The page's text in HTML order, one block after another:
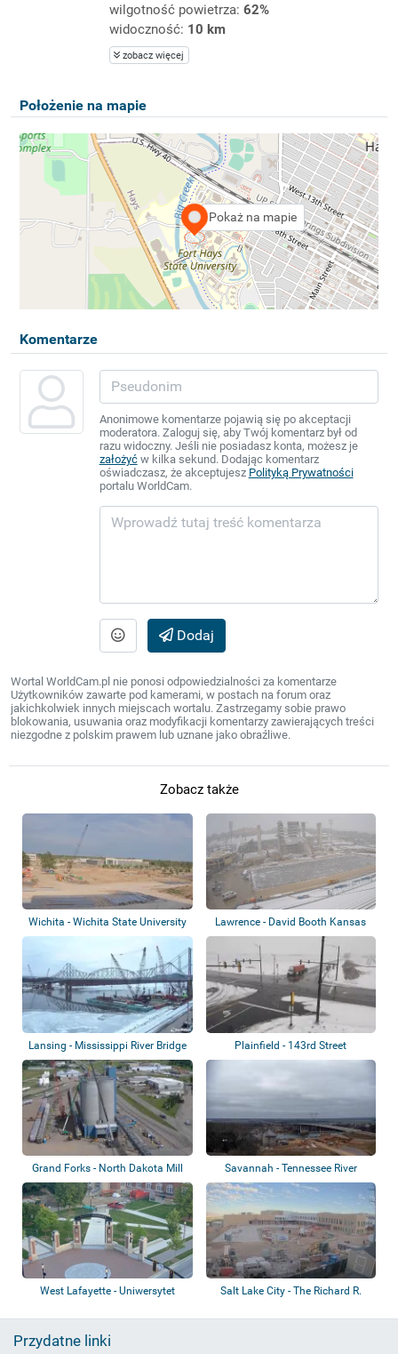
wilgotność powietrza: 62%
widoczność: 10 km
zobacz więcej
Położenie na mapie
Pokaż na mapie
Komentarze
Anonimowe komentarze pojawią się po akceptacji
moderatora. Zaloguj się, aby Twój komentarz był od
razu widoczny. Jeśli nie posiadasz konta, możesz je
założyćw kilka sekund. Dodając komentarz
oświadczasz, że akceptujesz Polityką Prywatności
portalu WorldCam.
Dodaj
Wortal WorldCam.pl nie ponosi odpowiedzialności za komentarze
Użytkowników zawarte pod kamerami, w postach na forum oraz
jakichkolwiek innych miejscach wortalu. Zastrzegamy sobie prawo
blokowania, usuwania oraz modyfikacji komentarzy zawierających treści
niezgodne z polskim prawem lub uznane jako obraźliwe.
Zobacz także
Wichita - Wichita State University
- NIA...
Lawrence - David Booth Kansas
Memorial S...
Lansing - Mississippi River Bridge Plainfield - 143rd Street
Grand Forks - North Dakota Mill
Feed Mil...
Savannah - Tennessee River
West Lafayette - Uniwersytet
Salt Lake City - The Richard R.
Przydatne linki